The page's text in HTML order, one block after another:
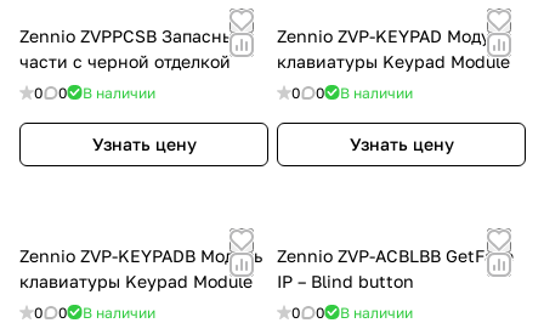
Zennio ZVPPCSB Запасные
части с черной отделкой
0 0 В наличии
Узнать цену
Zennio ZVP-KEYPAD Модуль
клавиатуры Keypad Module
0 0 В наличии
Узнать цену
Zennio ZVP-KEYPADB Модуль
клавиатуры Keypad Module
0 0 В наличии
Zennio ZVP-ACBLBB GetFace
IP – Blind button
0 0 В наличии